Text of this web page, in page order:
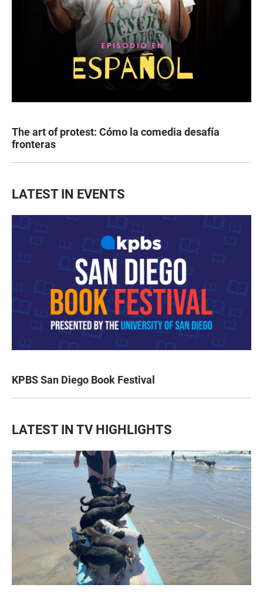
The art of protest: Cómo la comedia desafía
fronteras
LATEST IN EVENTS
KPBS San Diego Book Festival
LATEST IN TV HIGHLIGHTS